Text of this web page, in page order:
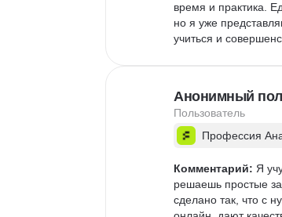
время и практика.
но я уже
учиться и
Анонимный
Пользователь
Профессия
Комментарий: Я
решаешь простые
сделано так, что с